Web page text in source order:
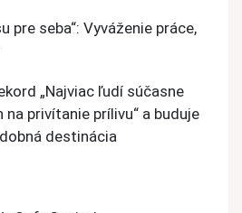
pre seba“: Vyváženie práce,
„Najviac ľudí súčasne
na privítanie prílivu“ a buduje
destinácia